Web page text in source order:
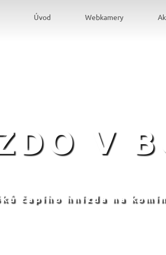
Úvod Webkamery
V
čapího hnízda na